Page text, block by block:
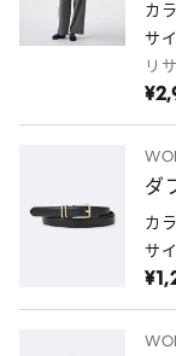
カ
サ
リ
ダ
カ
サ